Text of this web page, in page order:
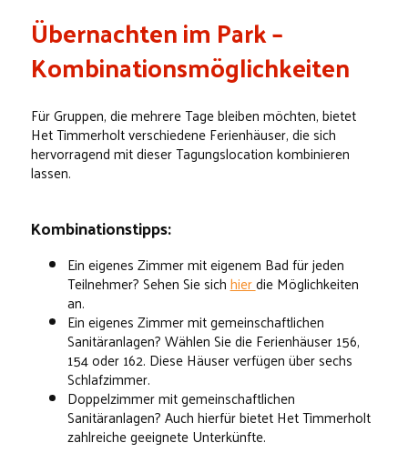
Übernachten im Park –
Kombinationsmöglichkeiten
Für Gruppen, die mehrere Tage bleiben möchten, bietet
Het Timmerholt verschiedene Ferienhäuser, die sich
hervorragend mit dieser Tagungslocation kombinieren
lassen.
Kombinationstipps:
Ein eigenes Zimmer mit eigenem Bad für jeden
Teilnehmer? Sehen Sie sichhierdie Möglichkeiten
an.
Ein eigenes Zimmer mit gemeinschaftlichen
Sanitäranlagen? Wählen Sie die Ferienhäuser 156,
154 oder 162. Diese Häuser verfügen über sechs
Schlafzimmer.
Doppelzimmer mit gemeinschaftlichen
Sanitäranlagen? Auch hierfür bietet Het Timmerholt
zahlreiche geeignete Unterkünfte.